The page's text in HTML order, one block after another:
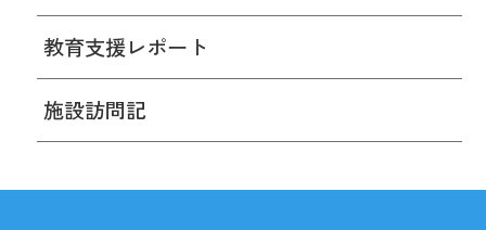
教育支援レポート
施設訪問記